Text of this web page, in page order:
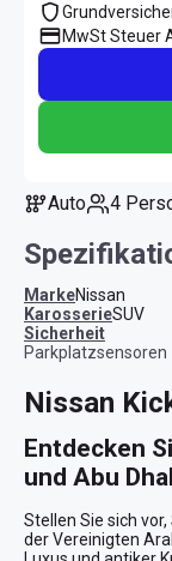
MwSt Steuer
Auto 4
MarkeNissan
KarosserieSUV
Sicherheit
Parkplatzsensoren
Nissan
Entdecken
und Abu
Stellen Sie sich
der Vereinigten